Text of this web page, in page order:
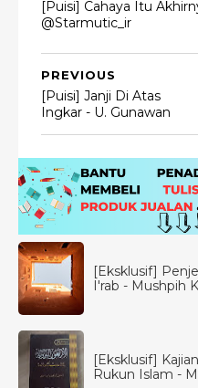
[Puisi] Cahaya Itu
@Starmutic_ir
PREVIOUS
[Puisi] Janji Di Atas
Ingkar - U. Gunawan
[Eksklusif]
I'rab - Mushpih
[Eksklusif]
Rukun Islam -